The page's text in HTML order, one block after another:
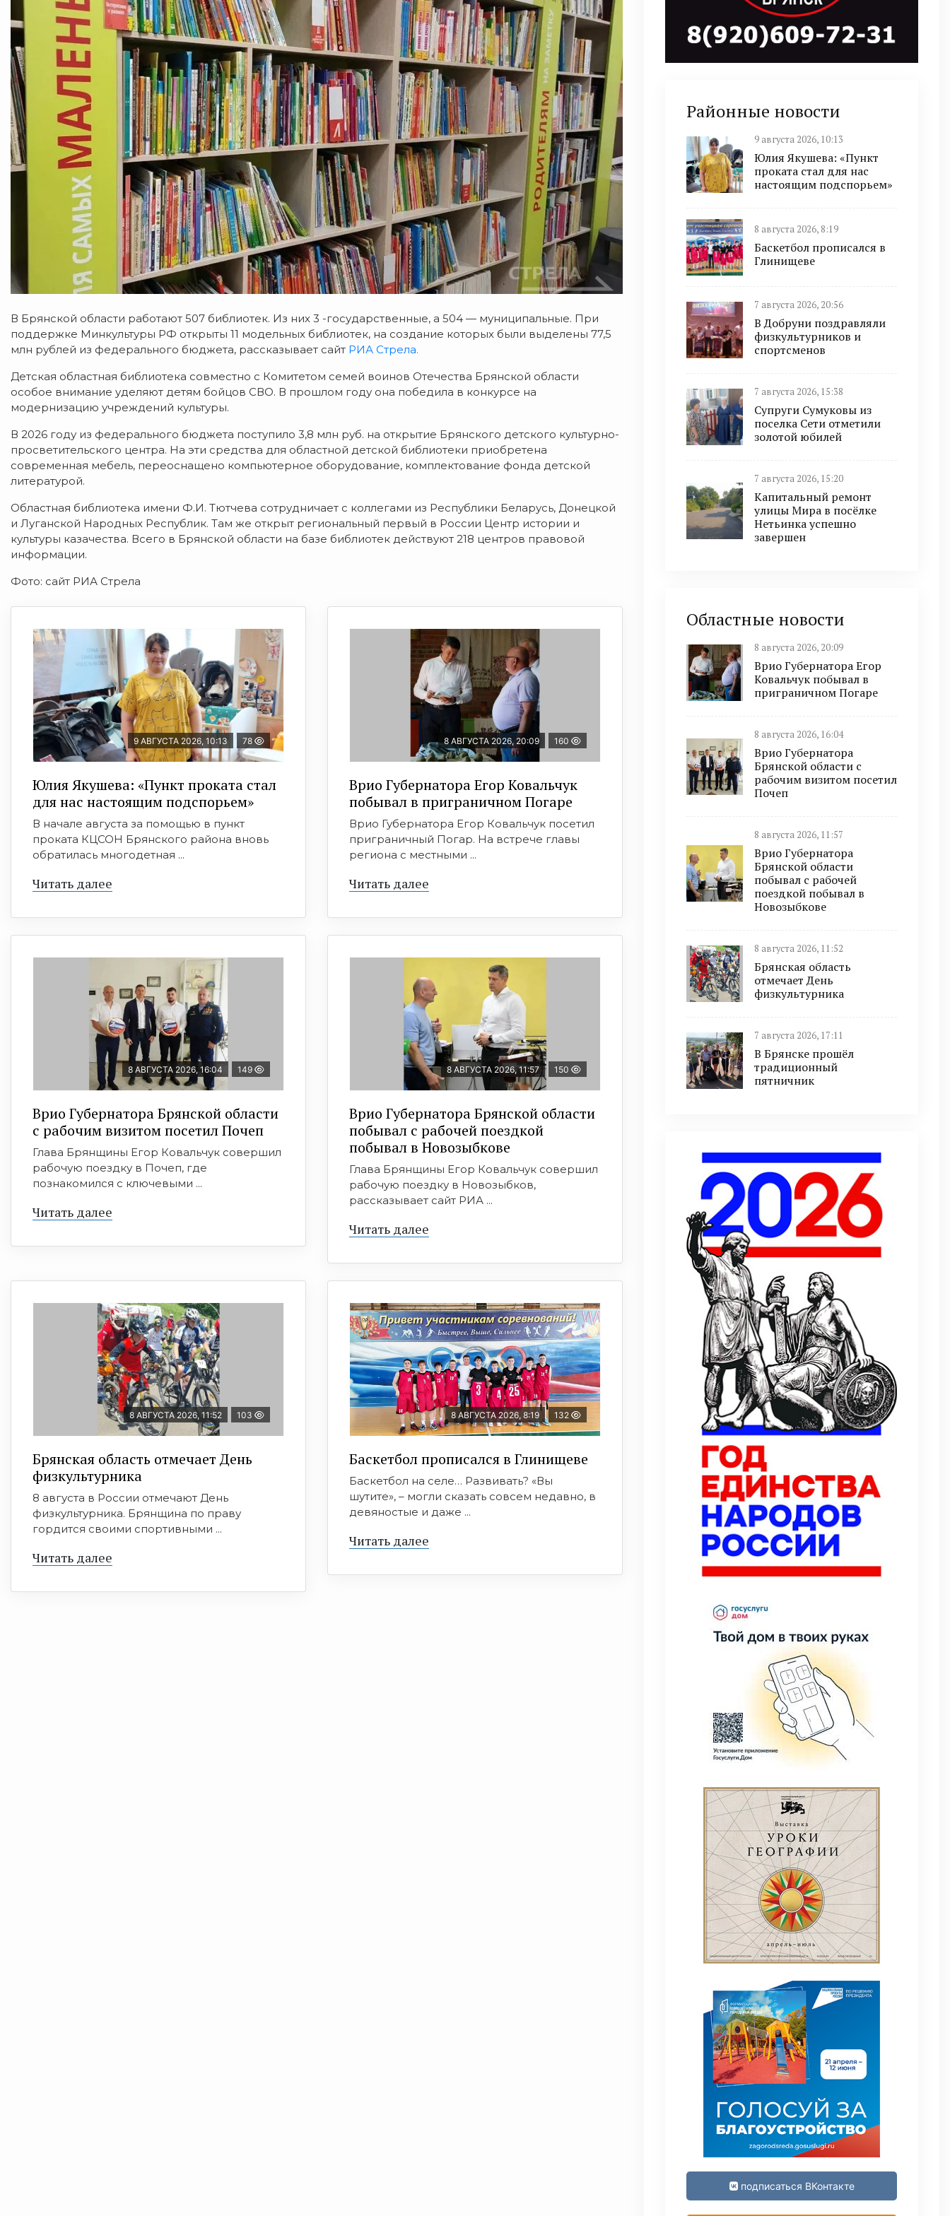
В Брянской области работают 507 библиотек. Из них 3 -государственные, а 504 — муниципальные. При
поддержке Минкультуры РФ открыты 11 модельных библиотек, на создание которых были выделены 77,5
млн рублей из федерального бюджета, рассказывает сайт РИА Стрела.
Детская областная библиотека совместно с Комитетом семей воинов Отечества Брянской области
особое внимание уделяют детям бойцов СВО. В прошлом году она победила в конкурсе на
модернизацию учреждений культуры.
В 2026 году из федерального бюджета поступило 3,8 млн руб. на открытие Брянского детского культурно-
просветительского центра. На эти средства для областной детской библиотеки приобретена
современная мебель, переоснащено компьютерное оборудование, комплектование фонда детской
литературой.
Областная библиотека имени Ф.И. Тютчева сотрудничает с коллегами из Республики Беларусь, Донецкой
и Луганской Народных Республик. Там же открыт региональный первый в России Центр истории и
культуры казачества. Всего в Брянской области на базе библиотек действуют 218 центров правовой
информации.
Фото: сайт РИА Стрела
9 АВГУСТА 2026, 10:13 78
Юлия Якушева: «Пункт проката стал
для нас настоящим подспорьем»
В начале августа за помощью в пункт
проката КЦСОН Брянского района вновь
обратилась многодетная ...
Читать далее
8 АВГУСТА 2026, 20:09 160
Врио Губернатора Егор Ковальчук
побывал в приграничном Погаре
Врио Губернатора Егор Ковальчук посетил
приграничный Погар. На встрече главы
региона с местными ...
Читать далее
8 АВГУСТА 2026, 16:04 149
Врио Губернатора Брянской области
с рабочим визитом посетил Почеп
Глава Брянщины Егор Ковальчук совершил
рабочую поездку в Почеп, где
познакомился с ключевыми ...
Читать далее
8 АВГУСТА 2026, 11:57 150
Врио Губернатора Брянской области
побывал с рабочей поездкой
побывал в Новозыбкове
Глава Брянщины Егор Ковальчук совершил
рабочую поездку в Новозыбков,
рассказывает сайт РИА ...
Читать далее
8 АВГУСТА 2026, 11:52 103
Брянская область отмечает День
физкультурника
8 августа в России отмечают День
физкультурника. Брянщина по праву
гордится своими спортивными ...
Читать далее
8 АВГУСТА 2026, 8:19 132
Баскетбол прописался в Глинищеве
Баскетбол на селе… Развивать? «Вы
шутите», – могли сказать совсем недавно, в
девяностые и даже ...
Читать далее
Районные новости
9 августа 2026, 10:13
Юлия Якушева: «Пункт
проката стал для нас
настоящим подспорьем»
8 августа 2026, 8:19
Баскетбол прописался в
Глинищеве
7 августа 2026, 20:56
В Добруни поздравляли
физкультурников и
спортсменов
7 августа 2026, 15:38
Супруги Сумуковы из
поселка Сети отметили
золотой юбилей
7 августа 2026, 15:20
Капитальный ремонт
улицы Мира в посёлке
Нетьинка успешно
завершен
Областные новости
8 августа 2026, 20:09
Врио Губернатора Егор
Ковальчук побывал в
приграничном Погаре
8 августа 2026, 16:04
Врио Губернатора
Брянской области с
рабочим визитом посетил
Почеп
8 августа 2026, 11:57
Врио Губернатора
Брянской области
побывал с рабочей
поездкой побывал в
Новозыбкове
8 августа 2026, 11:52
Брянская область
отмечает День
физкультурника
7 августа 2026, 17:11
В Брянске прошёл
традиционный
пятничник
подписаться ВКонтакте